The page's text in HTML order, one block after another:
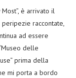
è arrivato il
raccontate,
ad essere
delle
prima della
mi porta a bordo